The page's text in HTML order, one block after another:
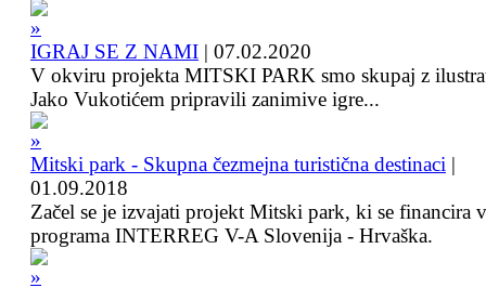
IGRAJ SE Z NAMI | 07.02.2020
V okviru projekta MITSKI PARK smo skupaj z
Jako Vukotićem pripravili zanimive igre...
Mitski park - Skupna čezmejna turistična destinaci |
01.09.2018
Začel se je izvajati projekt Mitski park, ki se financira
programa INTERREG V-A Slovenija - Hrvaška.